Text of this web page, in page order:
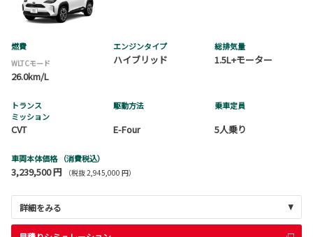
燃費
WLTCモード
26.0km/L
エンジンタイプ
ハイブリッド
総排気量
1.5L+モーター
トランス
ミッション
CVT
駆動方法
E-Four
乗車定員
5人乗り
車両本体価格 （消費税込）
3,239,500 円 （税抜 2,945,000 円）
詳細をみる